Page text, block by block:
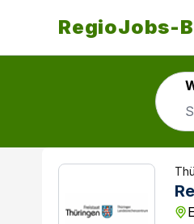
RegioJobs-